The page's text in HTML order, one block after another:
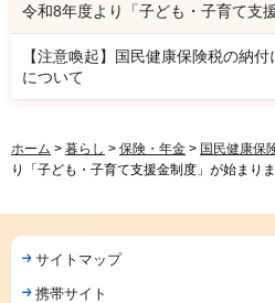
令和8年度より「子ども・子育て支
【注意喚起】国民健康保険税の納
について
ホーム > 暮らし > 保険・年金 > 国民健康保
り「子ども・子育て支援金制度」が始まり
サイトマップ
携帯サイト